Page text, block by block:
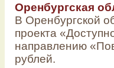
Оренбургская
В Оренбургской
проекта
направлению
рублей.